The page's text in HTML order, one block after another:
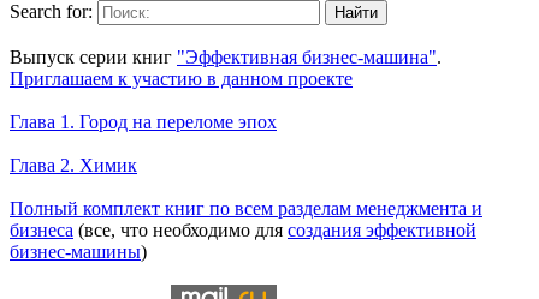
Search for:
Выпуск серии книг "Эффективная бизнес-машина".
Приглашаем к участию в данном проекте
Глава 1. Город на переломе эпох
Глава 2. Химик
Полный комплект книг по всем разделам менеджмента и
бизнеса (все, что необходимо для создания эффективной
бизнес-машины)